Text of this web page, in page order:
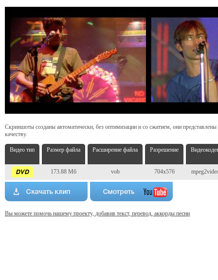
Скриншоты созданы автоматически, без оптимизации и со сжатием, они
качеству.
Видео тип Размер файла Расширение файла Разрешение
173.88 Мб vob 704x576
Вы можете помочь нашему проекту, добавив текст, перевод, аккорды песни